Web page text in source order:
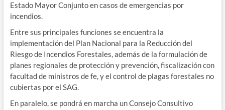
Estado Mayor Conjunto en casos de emergencias por
incendios.
Entre sus principales funciones se encuentra la
implementación del Plan Nacional para la Reducción del
Riesgo de Incendios Forestales, además de la formulación de
planes regionales de protección y prevención, fiscalización con
facultad de ministros de fe, y el control de plagas forestales no
cubiertas por el SAG.
En paralelo, se pondrá en marcha un Consejo Consultivo